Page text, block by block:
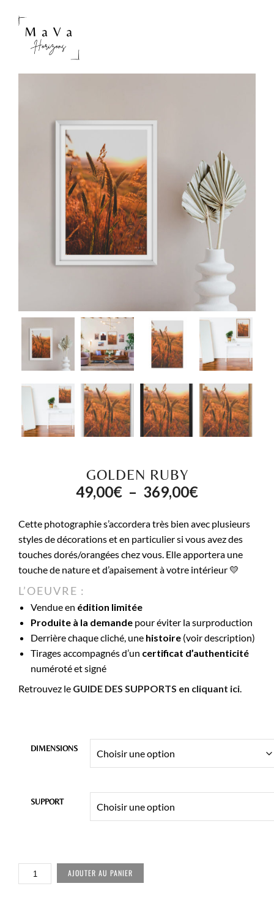
GOLDEN RUBY
49,00€ – 369,00€Plage
prix :
49,00€
Cette photographie s’accordera très bien avec plusieurs
styles de décorations et en particulier si vous avez des
touches dorés/orangées chez vous. Elle apportera une
touche de nature et d’apaisement à votre intérieur 💛
L’OEUVRE :
Vendue en édition limitée
Produite à la demande pour éviter la surproduction
Derrière chaque cliché, une histoire (voir description)
Tirages accompagnés d’un certificat d’authenticité
numéroté et signé
Retrouvez le GUIDE DES SUPPORTS en cliquant ici.
DIMENSIONS
SUPPORT
QUANTITÉ
AJOUTER AU PANIER